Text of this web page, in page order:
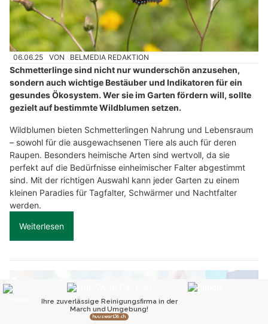
06.06.25 VON BELMEDIA REDAKTION
Schmetterlinge sind nicht nur wunderschön anzusehen,
sondern auch wichtige Bestäuber und Indikatoren für ein
gesundes Ökosystem. Wer sie im Garten fördern will, sollte
gezielt auf bestimmte Wildblumen setzen.
Wildblumen bieten Schmetterlingen Nahrung und Lebensraum
– sowohl für die ausgewachsenen Tiere als auch für deren
Raupen. Besonders heimische Arten sind wertvoll, da sie
perfekt auf die Bedürfnisse einheimischer Falter abgestimmt
sind. Mit der richtigen Auswahl kann jeder Garten zu einem
kleinen Paradies für Tagfalter, Schwärmer und Nachtfalter
werden.
Weiterlesen